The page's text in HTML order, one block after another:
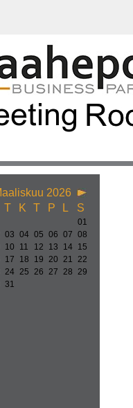
2026
T K T P L S
01
03 04 05 06 07 08
10 11 12 13 14 15
17 18 19 20 21 22
24 25 26 27 28 29
31